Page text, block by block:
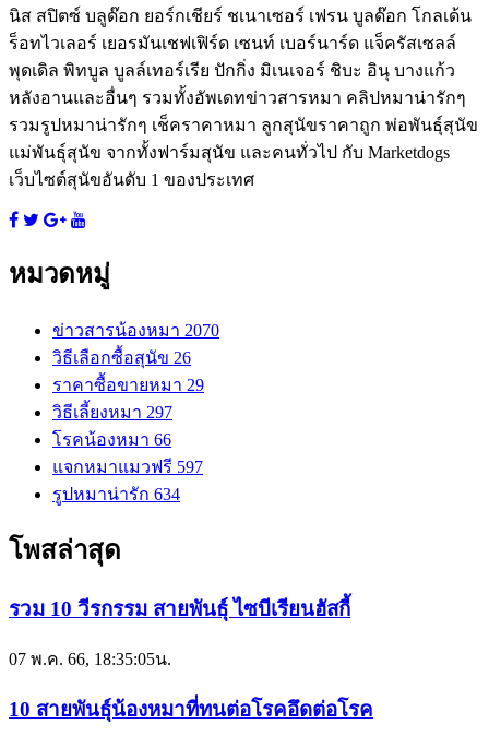
นิส สปิตซ์ บลูด๊อก ยอร์กเชียร์ ชเนาเซอร์ เฟรน บูลด๊อก โกลเด้น
ร็อทไวเลอร์ เยอรมันเชฟเฟิร์ด เซนท์ เบอร์นาร์ด แจ็ครัสเซลล์
พุดเดิล พิทบูล บูลล์เทอร์เรีย ปักกิ่ง มิเนเจอร์ ชิบะ อินุ บางแก้ว
หลังอานและอื่นๆ รวมทั้งอัพเดทข่าวสารหมา คลิปหมาน่ารักๆ
รวมรูปหมาน่ารักๆ เช็คราคาหมา ลูกสุนัขราคาถูก พ่อพันธุ์สุนัข
แม่พันธุ์สุนัข จากทั้งฟาร์มสุนัข และคนทั่วไป กับ Marketdogs
เว็บไซต์สุนัขอันดับ 1 ของประเทศ
หมวดหมู่
ข่าวสารน้องหมา 2070
วิธีเลือกซื้อสุนัข 26
ราคาซื้อขายหมา 29
วิธีเลี้ยงหมา 297
โรคน้องหมา 66
แจกหมาแมวฟรี 597
รูปหมาน่ารัก 634
โพสล่าสุด
รวม 10 วีรกรรม สายพันธุ์ ไซบีเรียนฮัสกี้
07 พ.ค. 66, 18:35:05น.
10 สายพันธุ์น้องหมาที่ทนต่อโรคอึดต่อโรค